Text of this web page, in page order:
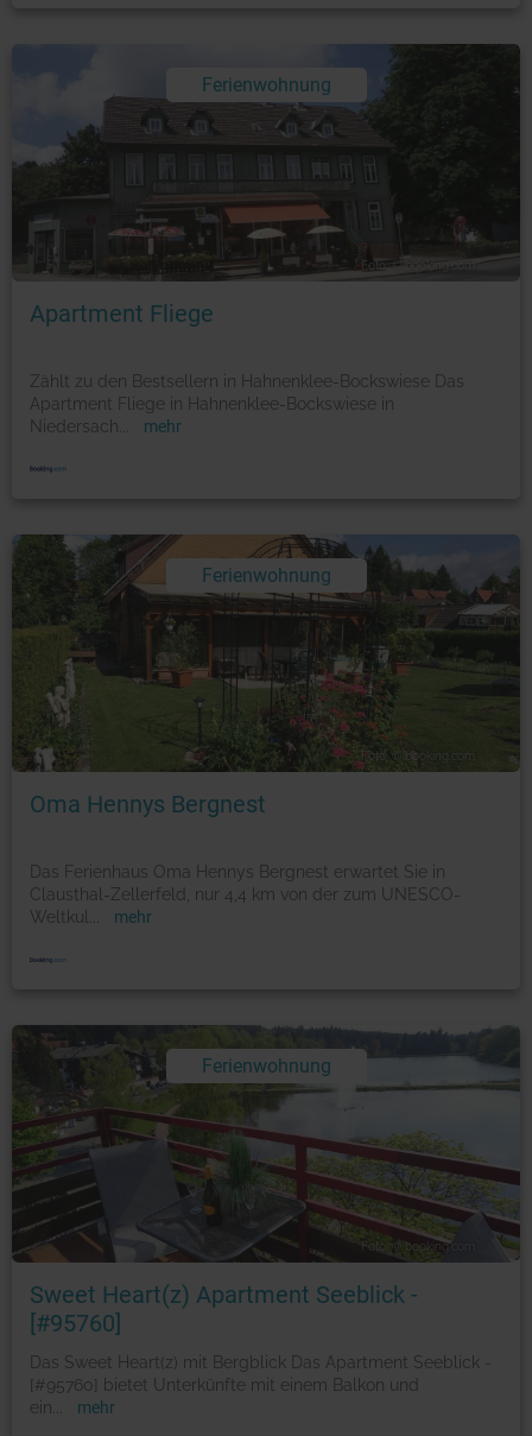
Ferienwohnung
Foto: © booking.com
Apartment Fliege
Zählt zu den Bestsellern in Hahnenklee-Bockswiese Das
Apartment Fliege in Hahnenklee-Bockswiese in
Niedersach
mehr
Ferienwohnung
Foto: © booking.com
Oma Hennys Bergnest
Das Ferienhaus Oma Hennys Bergnest erwartet Sie in
Clausthal-Zellerfeld, nur 4,4 km von der zum UNESCO-
Weltkul
mehr
Ferienwohnung
Foto: © booking.com
Sweet Heart(z) Apartment Seeblick -
[#95760]
Das Sweet Heart(z) mit Bergblick Das Apartment Seeblick -
[#95760] bietet Unterkünfte mit einem Balkon und
ein
mehr